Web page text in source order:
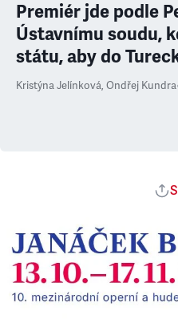
Premiér jde podle
Ústavnímu soudu,
státu, aby do
Kristýna Jelínková, Ondřej Kundra